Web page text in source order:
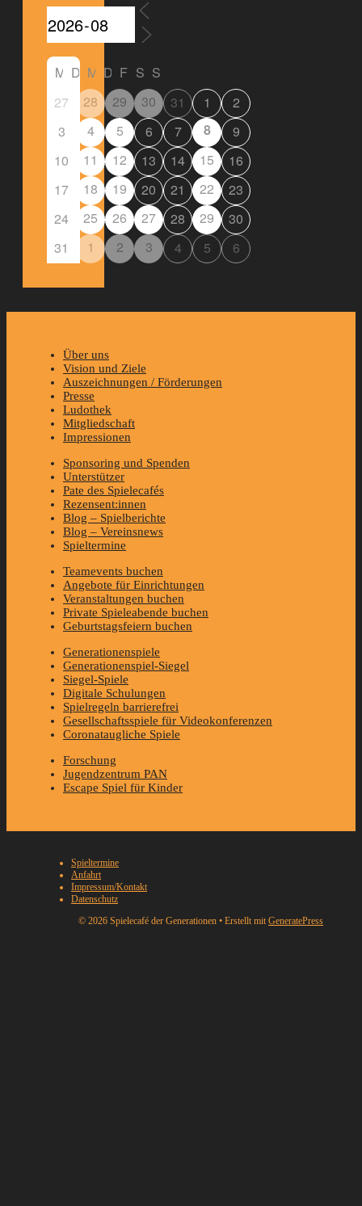
M D M D F S S
27
28 29 30 31 1
2
3
4 5 6 7 8
9
10
11 12 13 14 15
16
17
18 19 20 21 22
23
24
25 26 27 28 29
30
31
1 2 3 4 5 6
Über uns
Vision und Ziele
Auszeichnungen / Förderungen
Presse
Ludothek
Mitgliedschaft
Impressionen
Sponsoring und Spenden
Unterstützer
Pate des Spielecafés
Rezensent:innen
Blog – Spielberichte
Blog – Vereinsnews
Spieltermine
Teamevents buchen
Angebote für Einrichtungen
Veranstaltungen buchen
Private Spieleabende buchen
Geburtstagsfeiern buchen
Generationenspiele
Generationenspiel-Siegel
Siegel-Spiele
Digitale Schulungen
Spielregeln barrierefrei
Gesellschaftsspiele für Videokonferenzen
Coronataugliche Spiele
Forschung
Jugendzentrum PAN
Escape Spiel für Kinder
Spieltermine
Anfahrt
Impressum/Kontakt
Datenschutz
© 2026 Spielecafé der Generationen • Erstellt mit GeneratePress